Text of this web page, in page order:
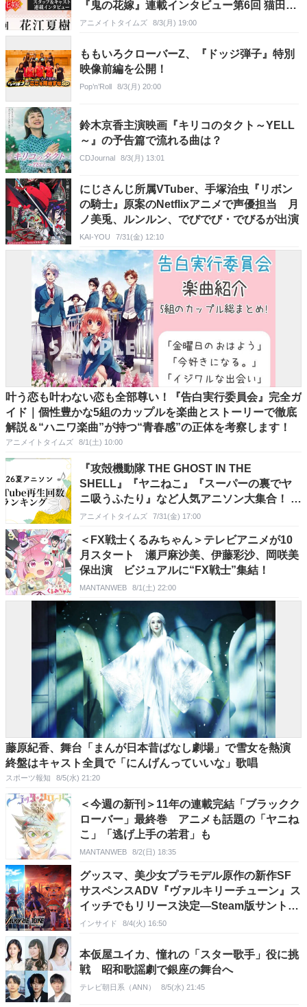
『鬼の花嫁』連載インタビュー第6回 猫田東
吉役・花江夏樹さん
アニメイトタイムズ 8/3(月) 19:00
ももいろクローバーZ、『ドッジ弾子』特別
映像前編を公開！
Pop’n’Roll 8/3(月) 20:00
鈴木京香主演映画『キリコのタクト～YELL
～』の予告篇で流れる曲は？
CDJournal 8/3(月) 13:01
にじさんじ所属VTuber、手塚治虫『リボン
の騎士』原案のNetflixアニメで声優担当 月
ノ美兎、ルンルン、でびでび・でびるが出演
KAI-YOU 7/31(金) 12:10
叶う恋も叶わない恋も全部尊い！『告白実行委員会』完全ガ
イド｜個性豊かな5組のカップルを楽曲とストーリーで徹底
解説＆“ハニワ楽曲”が持つ“青春感”の正体を考察します！
アニメイトタイムズ 8/1(土) 10:00
『攻殻機動隊 THE GHOST IN THE
SHELL』『ヤニねこ』『スーパーの裏でヤ
ニ吸うふたり』など人気アニソン大集合！ 最
新2026夏アニメ主題歌まとめ＆YouTube再
アニメイトタイムズ 7/31(金) 17:00
＜FX戦士くるみちゃん＞テレビアニメが10
月スタート 瀬戸麻沙美、伊藤彩沙、岡咲美
保出演 ビジュアルに“FX戦士”集結！
MANTANWEB 8/1(土) 22:00
藤原紀香、舞台「まんが日本昔ばなし劇場」で雪女を熱演
終盤はキャスト全員で「にんげんっていいな」歌唱
スポーツ報知 8/5(水) 21:20
＜今週の新刊＞11年の連載完結「ブラックク
ローバー」最終巻 アニメも話題の「ヤニね
こ」「逃げ上手の若君」も
MANTANWEB 8/2(日) 18:35
グッスマ、美少女プラモデル原作の新作SF
サスペンスADV『ヴァルキリーチューン』ス
イッチでもリリース決定―Steam版サントラ
も発売中
インサイド 8/4(火) 16:50
本仮屋ユイカ、憧れの「スター歌手」役に挑
戦 昭和歌謡劇で銀座の舞台へ
テレビ朝日系（ANN） 8/5(水) 21:45